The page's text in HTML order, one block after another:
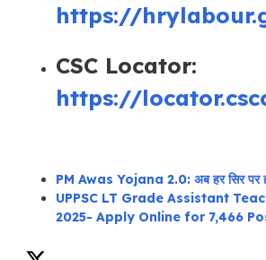
https://
CSC Locator:
https://
PM Awas Yojana 2.0: अब हर सिर पर
UPPSC LT Grade Assistant
2025- Apply Online for 7,466